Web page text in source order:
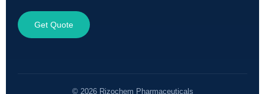
Get Quote
© 2026 Rizochem Pharmaceuticals